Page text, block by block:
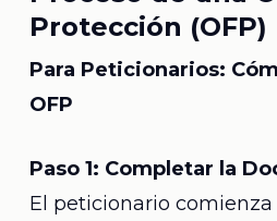
Protección (OFP)
Para Peticionarios:
OFP
Paso 1: Completar la
El peticionario